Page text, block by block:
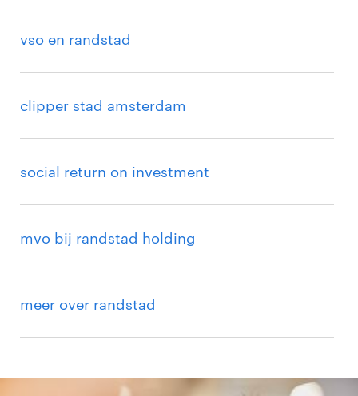
vso en randstad
clipper stad amsterdam
social return on investment
mvo bij randstad holding
meer over randstad